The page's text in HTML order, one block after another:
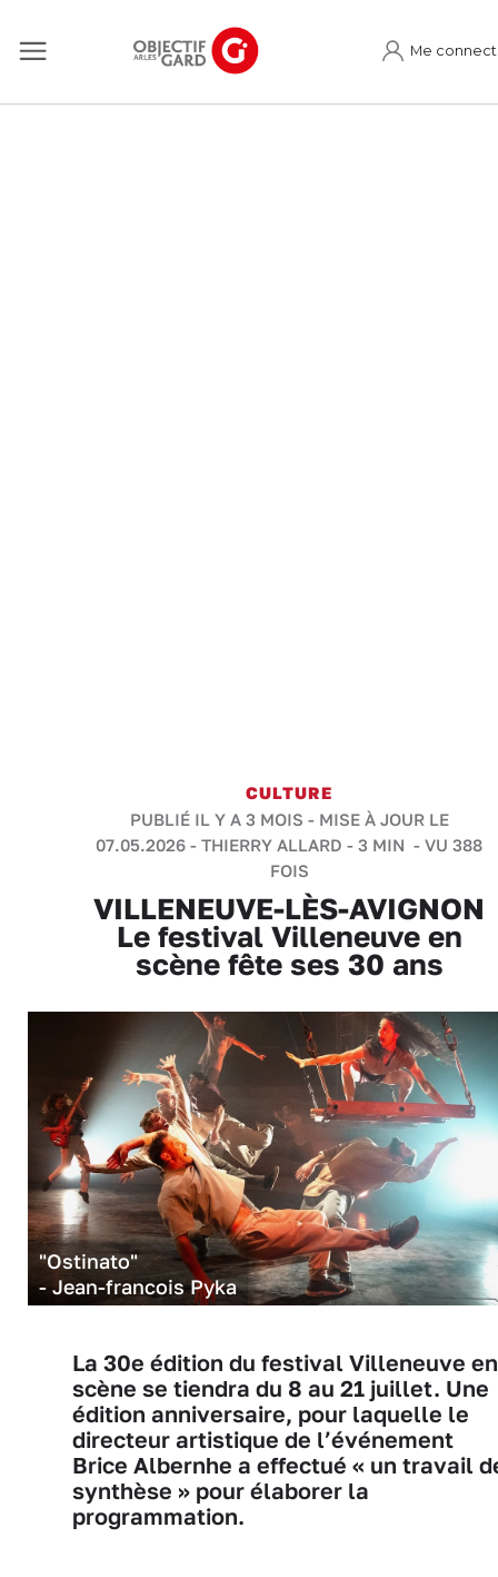
Me
CULTURE
PUBLIÉ IL Y A 3 MOIS - MISE À JOUR LE
07.05.2026 - THIERRY ALLARD - 3 MIN - VU 388
FOIS
VILLENEUVE-LÈS-AVIGNON
Le festival Villeneuve en
scène fête ses 30 ans
"Ostinato"
- Jean-francois Pyka
La 30e édition du festival Villeneuve en
scène se tiendra du 8 au 21 juillet. Une
édition anniversaire, pour laquelle le
directeur artistique de l’événement
Brice Albernhe a effectué « un travail
synthèse » pour élaborer la
programmation.